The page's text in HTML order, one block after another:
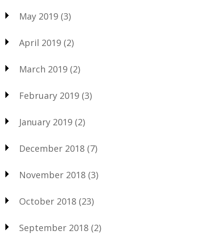
May 2019 (3)
April 2019 (2)
March 2019 (2)
February 2019 (3)
January 2019 (2)
December 2018 (7)
November 2018 (3)
October 2018 (23)
September 2018 (2)